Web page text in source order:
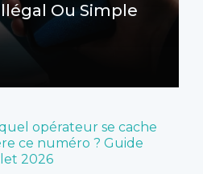
Ou Simple
opérateur se cache
ce numéro ? Guide
2026